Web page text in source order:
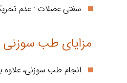
سفتی عضلات : عدم
مزایای طب سوزنی
انجام طب سوزنی،